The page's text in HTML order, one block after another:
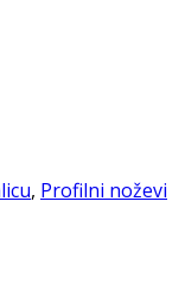
, Profilni noževi